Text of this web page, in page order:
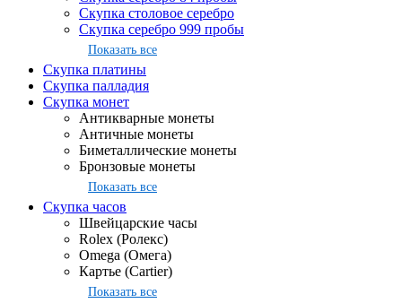
Скупка столовое серебро
Скупка серебро 999 пробы
Показать все
Скупка платины
Скупка палладия
Скупка монет
Антикварные монеты
Античные монеты
Биметаллические монеты
Бронзовые монеты
Показать все
Скупка часов
Швейцарские часы
Rolex (Ролекс)
Omega (Омега)
Картье (Cartier)
Показать все